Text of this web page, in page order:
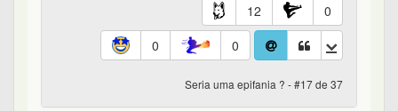
12
0
0
0
Seria uma epifania ? - #17 de 37